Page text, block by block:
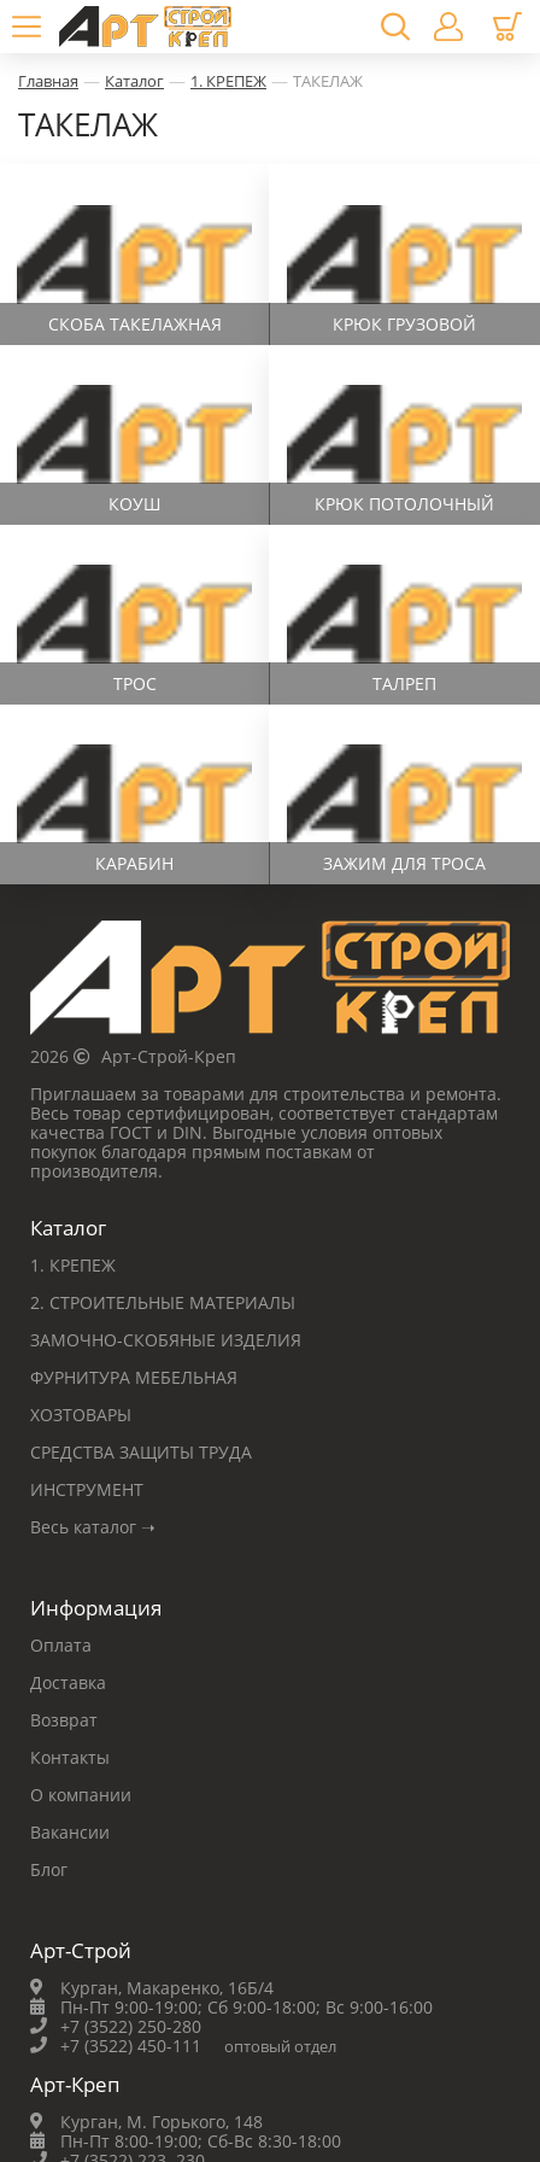
Главная — Каталог — 1. КРЕПЕЖ — ТАКЕЛАЖ
ТАКЕЛАЖ
СКОБА ТАКЕЛАЖНАЯ КРЮК ГРУЗОВОЙ
КОУШ КРЮК ПОТОЛОЧНЫЙ
ТРОС ТАЛРЕП
КАРАБИН ЗАЖИМ ДЛЯ ТРОСА
2026
Арт-Строй-Креп
Приглашаем за товарами для строительства и ремонта.
Весь товар сертифицирован, соответствует стандартам
качества ГОСТ и DIN. Выгодные условия оптовых
покупок благодаря прямым поставкам от
производителя.
Каталог
1. КРЕПЕЖ
2. СТРОИТЕЛЬНЫЕ МАТЕРИАЛЫ
ЗАМОЧНО-СКОБЯНЫЕ ИЗДЕЛИЯ
ФУРНИТУРА МЕБЕЛЬНАЯ
ХОЗТОВАРЫ
СРЕДСТВА ЗАЩИТЫ ТРУДА
ИНСТРУМЕНТ
Весь каталог ➝
Информация
Оплата
Доставка
Возврат
Контакты
О компании
Вакансии
Блог
Арт-Строй
Курган, Макаренко, 16Б/4
Пн-Пт 9:00-19:00; Сб 9:00-18:00; Вс 9:00-16:00
+7 (3522) 250-280
+7 (3522) 450-111
оптовый отдел
Арт-Креп
Курган, М. Горького, 148
Пн-Пт 8:00-19:00; Сб-Вс 8:30-18:00